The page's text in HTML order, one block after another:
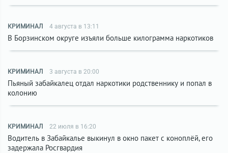
КРИМИНАЛ 4 августа в 13:11
В Борзинском округе изъяли больше килограмма наркотиков
КРИМИНАЛ 3 августа в 20:00
Пьяный забайкалец отдал наркотики родственнику и попал в
колонию
КРИМИНАЛ 22 июля в 16:20
Водитель в Забайкалье выкинул в окно пакет с коноплёй, его
задержала Росгвардия